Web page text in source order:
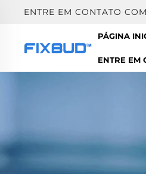
ENTRE EM CONTATO
PÁGINA
ENTRE EM